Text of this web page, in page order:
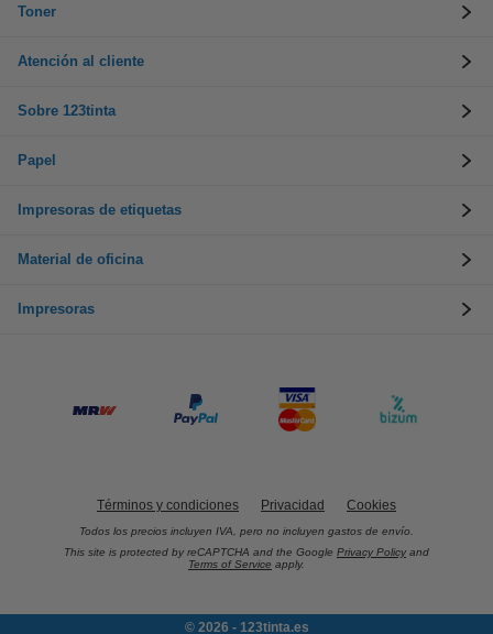
Toner
Atención al cliente
Sobre 123tinta
Papel
Impresoras de etiquetas
Material de oficina
Impresoras
Términos y condiciones Privacidad Cookies
Todos los precios incluyen IVA, pero no incluyen gastos de envío.
This site is protected by reCAPTCHA and the Google Privacy Policy and
Terms of Service apply.
© 2026 - 123tinta.es